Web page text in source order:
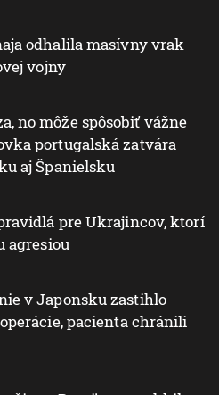
odhalila masívny vrak
vojny
no môže spôsobiť vážne
portugalská zatvára
aj Španielsku
pre Ukrajincov, ktorí
agresiou
v Japonsku zastihlo
pacienta chránili